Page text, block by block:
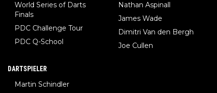
World Series of Darts
Finals
PDC Challenge Tour
PDC Q-School
Nathan Aspinall
James Wade
Dimitri Van den Bergh
Joe Cullen
DARTSPIELER
Martin Schindler